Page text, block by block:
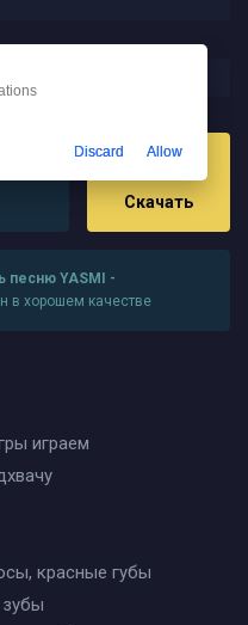
Скачать
песню YASMI -
в хорошем качестве
играем
красные губы
Discard Allow